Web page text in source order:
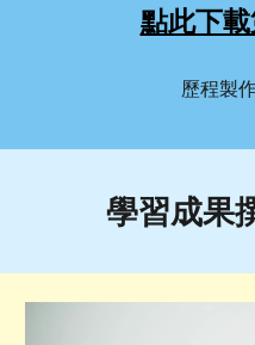
點此下
歷程製
學習成果